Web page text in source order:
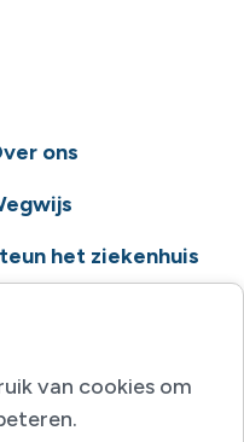
ons
het ziekenhuis
van cookies om